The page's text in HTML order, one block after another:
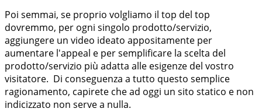
Poi semmai, se proprio volgliamo il top del top
dovremmo, per ogni singolo prodotto/servizio,
aggiungere un video ideato appositamente per
aumentare l'appeal e per semplificare la scelta del
prodotto/servizio più adatta alle esigenze del vostro
visitatore. Di conseguenza a tutto questo semplice
ragionamento, capirete che ad oggi un sito statico e non
indicizzato non serve a nulla.